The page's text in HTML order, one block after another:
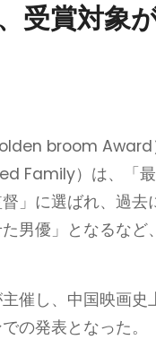
受賞対象
broom
Family）は、「
」に選ばれ、過
男優」となるな
催し、中国映画
の発表となった。